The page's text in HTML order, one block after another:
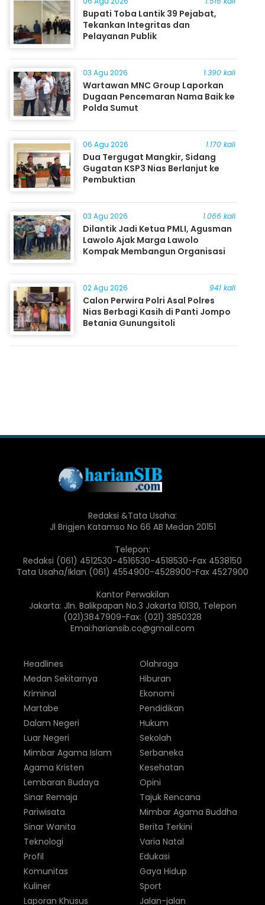
Bupati Toba Lantik 39 Pejabat,
Tekankan Integritas dan
Pelayanan Publik
03 Agu 2026 1.390 kali
Wartawan MNC Group Laporkan
Dugaan Pencemaran Nama Baik ke
Polda Sumut
06 Agu 2026 1.170 kali
Dua Tergugat Mangkir, Sidang
Gugatan KSP3 Nias Berlanjut ke
Pembuktian
03 Agu 2026 1.066 kali
Dilantik Jadi Ketua PMLI, Agusman
Lawolo Ajak Marga Lawolo
Kompak Membangun Organisasi
02 Agu 2026 941 kali
Calon Perwira Polri Asal Polres
Nias Berbagi Kasih di Panti Jompo
Betania Gunungsitoli
Redaksi &Tata Usaha:
Jl Brigjen Katamso No 66 AB Medan 20151
Telepon:
Redaksi (061) 4512530-4516530-4518530-Fax 4538150
Tata Usaha/Iklan (061) 4554900-4528900-Fax 4527900
Kantor Perwakilan
Jakarta: Jln. Balikpapan No.3 Jakarta 10130, Telepon
(021)3847909-Fax: (021) 3850328
Emai:hariansib.co@gmail.com
Headlines
Medan Sekitarnya
Kriminal
Martabe
Dalam Negeri
Luar Negeri
Olahraga
Hiburan
Ekonomi
Pendidikan
Hukum
Sekolah
Mimbar Agama Islam
Agama Kristen
Lembaran Budaya
Sinar Remaja
Pariwisata
Sinar Wanita
Serbaneka
Kesehatan
Opini
Tajuk Rencana
Mimbar Agama Buddha
Berita Terkini
Teknologi
Profil
Komunitas
Kuliner
Laporan Khusus
Varia Natal
Edukasi
Gaya Hidup
Sport
Jalan-jalan